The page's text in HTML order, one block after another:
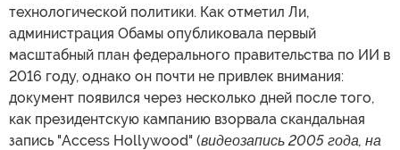
технологической политики. Как отметил Ли,
администрация Обамы опубликовала первый
масштабный план федерального правительства по ИИ в
2016 году, однако он почти не привлек внимания:
документ появился через несколько дней после того,
как президентскую кампанию взорвала скандальная
запись "Access Hollywood" (видеозапись 2005 года, на